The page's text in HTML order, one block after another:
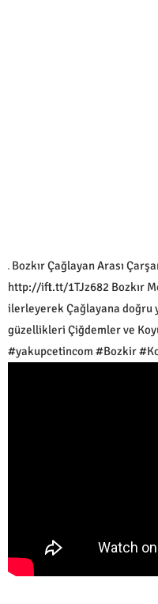
Bozkır Çağlayan Arası
http://ift.tt/1TJz682 Bozkır
ilerleyerek Çağlayana doğru
güzellikleri Çiğdemler ve
#yakupcetincom #Bozkir